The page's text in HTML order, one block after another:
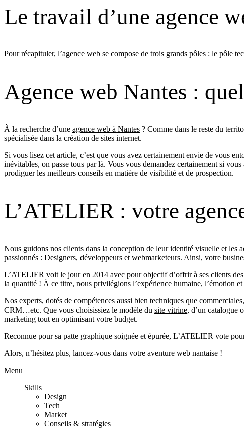
Le travail d’une agence
Pour récapituler, l’agence web se compose de trois grands pôles : le pôle
Agence web Nantes :
À la recherche d’une agence web à Nantes ? Comme dans le reste du
spécialisée dans la création de sites internet.
Si vous lisez cet article, c’est que vous avez certainement envie de vous
inévitables, on passe tous par là. Vous vous demandez certainement si
prodiguer les meilleurs conseils en matière de visibilité et de prospection.
L’ATELIER : votre
Nous guidons nos clients dans la conception de leur identité visuelle et les
passionnés : Designers, développeurs et webmarketeurs. Ainsi, votre
L’ATELIER voit le jour en 2014 avec pour objectif d’offrir à ses clients
la quantité ! À ce titre, nous privilégions l’expérience humaine, l’émotion
Nos experts, dotés de compétences aussi bien techniques que
CRM…etc. Que vous choisissiez le modèle du site vitrine, d’un catalogue
marketing tout en optimisant votre budget.
Reconnue pour sa patte graphique soignée et épurée, L’ATELIER vote
Alors, n’hésitez plus, lancez-vous dans votre aventure web nantaise !
Menu
Skills
Design
Tech
Market
Conseils & stratégies